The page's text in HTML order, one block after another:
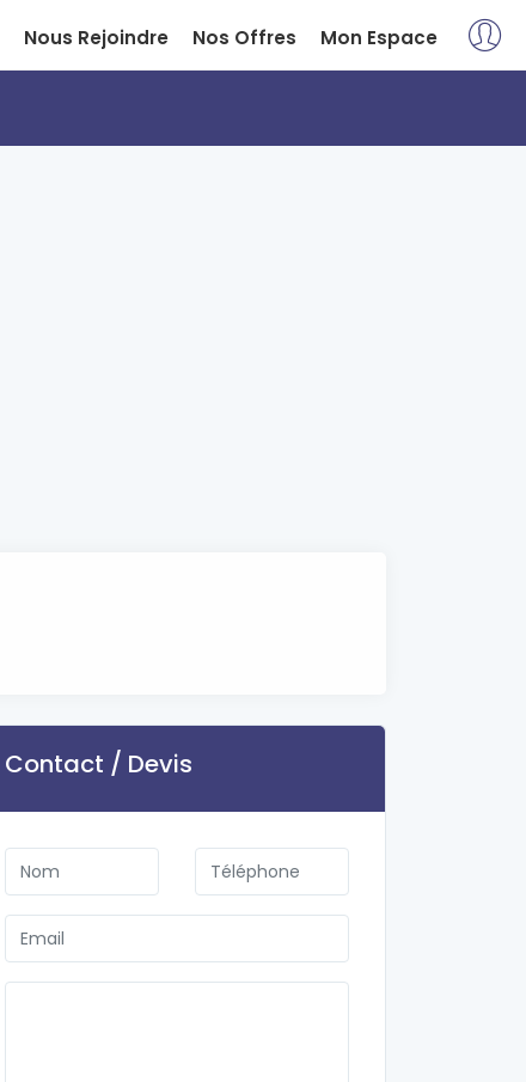
Nous Rejoindre Nos Offres Mon Espace
Contact / Devis